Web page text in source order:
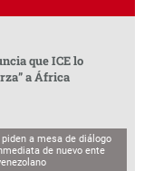
que ICE lo
a África
a mesa de diálogo
de nuevo ente